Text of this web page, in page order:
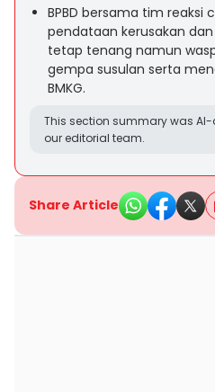
BPBD bersama tim reaksi
pendataan kerusakan
tetap tenang namun
gempa susulan serta
BMKG.
This section summary was
our editorial team.
Share Article